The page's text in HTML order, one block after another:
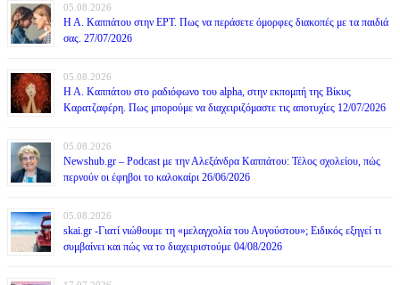
05.08.2026
Η Α. Καππάτου στην ΕΡΤ. Πως να περάσετε όμορφες διακοπές με τα παιδιά
σας. 27/07/2026
05.08.2026
Η Α. Καππάτου στο ραδιόφωνο του alpha, στην εκπομπή της Βίκυς
Καρατζαφέρη. Πως μπορούμε να διαχειριζόμαστε τις αποτυχίες 12/07/2026
05.08.2026
Newshub.gr – Podcast με την Αλεξάνδρα Καππάτου: Τέλος σχολείου, πώς
περνούν οι έφηβοι το καλοκαίρι 26/06/2026
05.08.2026
skai.gr -Γιατί νιώθουμε τη «μελαγχολία του Αυγούστου»; Ειδικός εξηγεί τι
συμβαίνει και πώς να το διαχειριστούμε 04/08/2026